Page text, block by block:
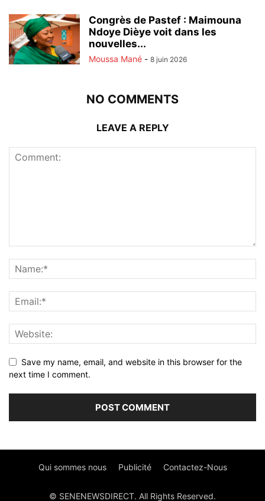
Congrès de Pastef : Maimouna
Ndoye Dièye voit dans les
nouvelles...
Moussa Mané - 8 juin 2026
NO COMMENTS
LEAVE A REPLY
Save my name, email, and website in this browser for the
next time I comment.
Qui sommes nous Publicité Contactez-Nous
© SENENEWSDIRECT. All Rights Reserved.